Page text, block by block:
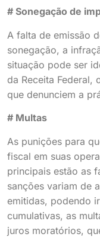
# Sonegação de
A falta de emissão
sonegação, a
situação pode ser
da Receita Federal,
que denunciem a
# Multas
As punições para
fiscal em suas
principais estão as
sanções variam de
emitidas, podendo
cumulativas, as
juros moratórios,